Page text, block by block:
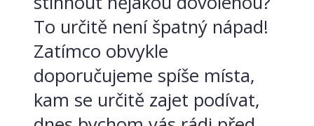
To určitě není špatný nápad!
Zatímco obvykle
doporučujeme spíše místa,
kam se určitě zajet podívat,